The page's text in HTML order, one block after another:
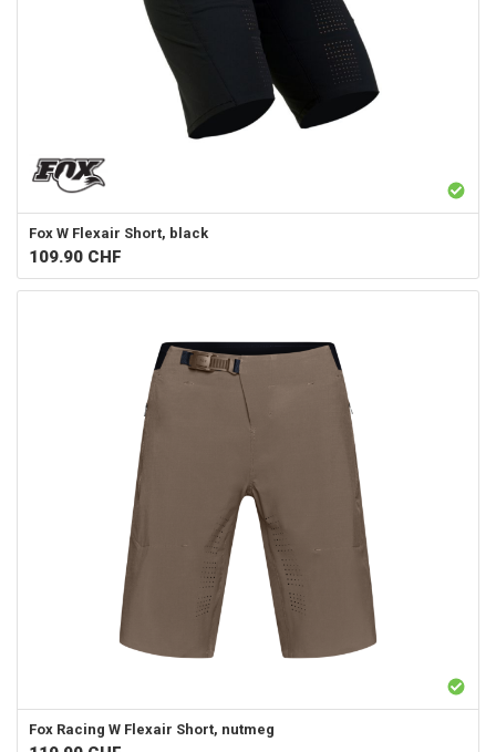
Fox W Flexair Short, black
109.90 CHF
Fox Racing W Flexair Short, nutmeg